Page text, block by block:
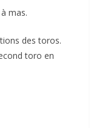
mas.
des toros.
toro en